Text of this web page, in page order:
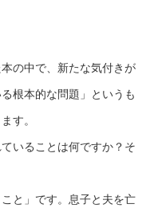
の中で、新たな気付きが
根本的な問題」というも
す。
いることは何ですか？そ
と」です。息子と夫を亡